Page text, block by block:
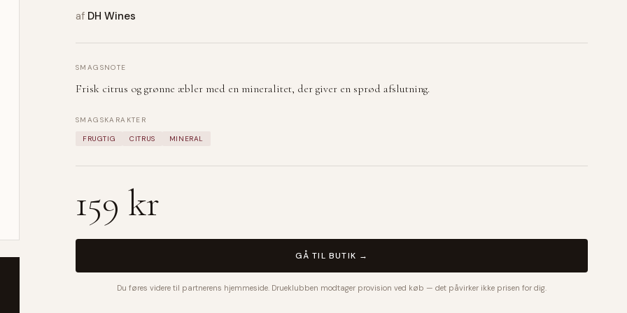
af DH Wines
SMAGSNOTE
Frisk citrus og grønne æbler med en mineralitet, der giver en sprød afslutning.
SMAGSKARAKTER
FRUGTIG CITRUS MINERAL
159 kr
GÅ TIL BUTIK →
Du føres videre til partnerens hjemmeside. Drueklubben modtager provision ved køb — det påvirker ikke prisen for dig.